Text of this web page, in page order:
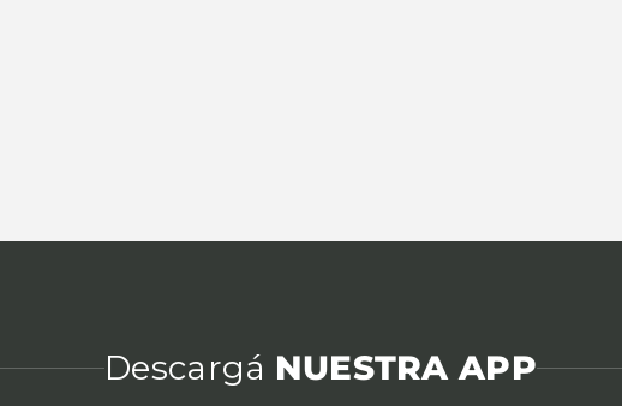
Descargá NUESTRA APP